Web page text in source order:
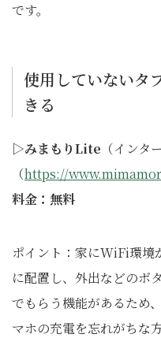
です。
使用していないタ
きる
▷みまもりLite （インタ
（https://
料金：無料
ポイント：家にWiFi環境
に配置し、外出などのボ
でもらう機能があるため
マホの充電を忘れがちな